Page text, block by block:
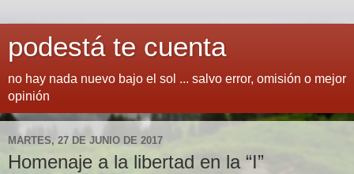
podestá te cuenta
no hay nada nuevo bajo el sol ... salvo error, omisión o mejor
opinión
MARTES, 27 DE JUNIO DE 2017
Homenaje a la libertad en la “I”